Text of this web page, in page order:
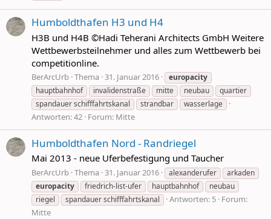
Humboldthafen H3 und H4
H3B und H4B ©Hadi Teherani Architects GmbH Weitere
Wettbewerbsteilnehmer und alles zum Wettbewerb bei
competitionline.
BerArcUrb Thema 31. Januar 2016
europacity
hauptbahnhof
invalidenstraße mitte neubau
quartier
spandauer schifffahrtskanal
strandbar wasserlage
Antworten: 42 Forum: Mitte
Humboldthafen Nord - Randriegel
Mai 2013 - neue Uferbefestigung und Taucher
BerArcUrb Thema 31. Januar 2016 alexanderufer
arkaden
europacity
friedrich-list-ufer hauptbahnhof
neubau
riegel
spandauer schifffahrtskanal Antworten: 5 Forum:
Mitte